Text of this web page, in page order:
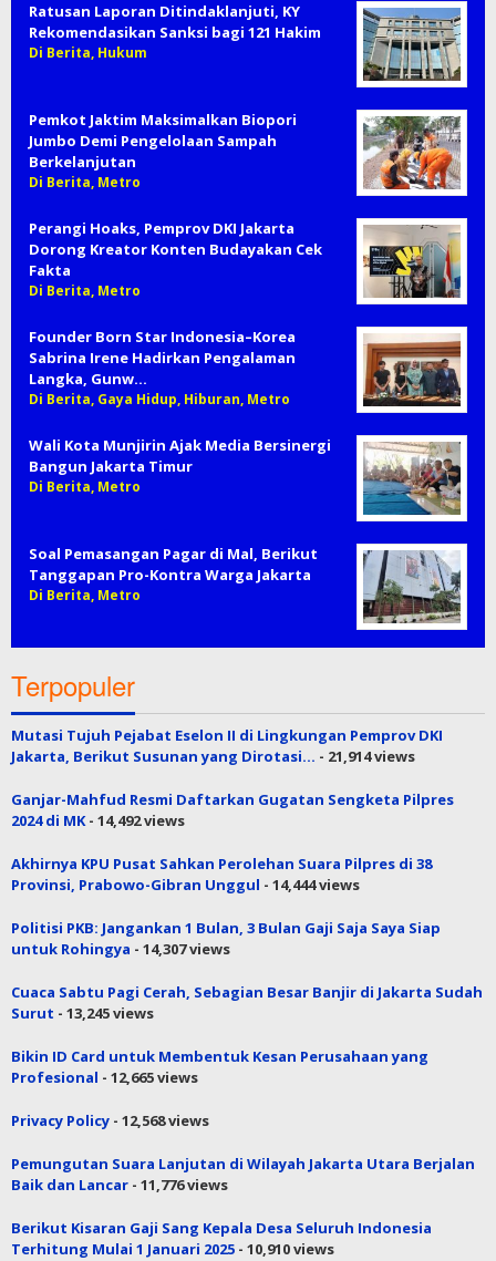
Ratusan Laporan Ditindaklanjuti, KY
Rekomendasikan Sanksi bagi 121 Hakim
Di Berita, Hukum
Pemkot Jaktim Maksimalkan Biopori
Jumbo Demi Pengelolaan Sampah
Berkelanjutan
Di Berita, Metro
Perangi Hoaks, Pemprov DKI Jakarta
Dorong Kreator Konten Budayakan Cek
Fakta
Di Berita, Metro
Founder Born Star Indonesia–Korea
Sabrina Irene Hadirkan Pengalaman
Langka, Gunw…
Di Berita, Gaya Hidup, Hiburan, Metro
Wali Kota Munjirin Ajak Media Bersinergi
Bangun Jakarta Timur
Di Berita, Metro
Soal Pemasangan Pagar di Mal, Berikut
Tanggapan Pro-Kontra Warga Jakarta
Di Berita, Metro
Terpopuler
Mutasi Tujuh Pejabat Eselon II di Lingkungan Pemprov DKI
Jakarta, Berikut Susunan yang Dirotasi… - 21,914 views
Ganjar-Mahfud Resmi Daftarkan Gugatan Sengketa Pilpres
2024 di MK- 14,492 views
Akhirnya KPU Pusat Sahkan Perolehan Suara Pilpres di 38
Provinsi, Prabowo-Gibran Unggul - 14,444 views
Politisi PKB: Jangankan 1 Bulan, 3 Bulan Gaji Saja Saya Siap
untuk Rohingya - 14,307 views
Cuaca Sabtu Pagi Cerah, Sebagian Besar Banjir di Jakarta Sudah
Surut - 13,245 views
Bikin ID Card untuk Membentuk Kesan Perusahaan yang
Profesional - 12,665 views
Privacy Policy - 12,568 views
Pemungutan Suara Lanjutan di Wilayah Jakarta Utara Berjalan
Baik dan Lancar - 11,776 views
Berikut Kisaran Gaji Sang Kepala Desa Seluruh Indonesia
Terhitung Mulai 1 Januari 2025 - 10,910 views